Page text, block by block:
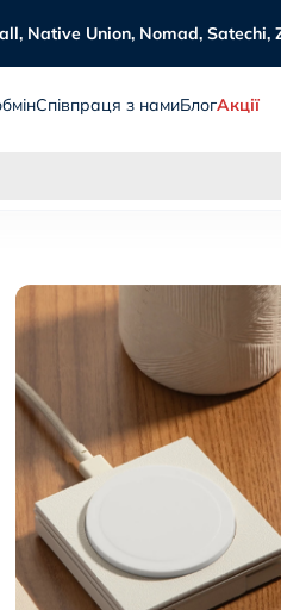
Native Union, Nomad, Satechi,
Співпраця з намиБлогАкції